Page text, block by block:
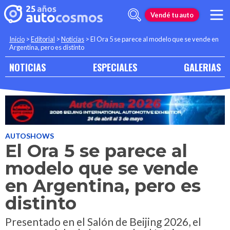
Vendé tu auto
Inicio >Editorial >Noticias >El Ora 5 se parece al modelo que se vende en
Argentina, pero es distinto
NOTICIAS ESPECIALES GALERIAS
AUTOSHOWS
El Ora 5 se parece al
modelo que se vende
en Argentina, pero es
distinto
Presentado en el Salón de Beijing 2026, el